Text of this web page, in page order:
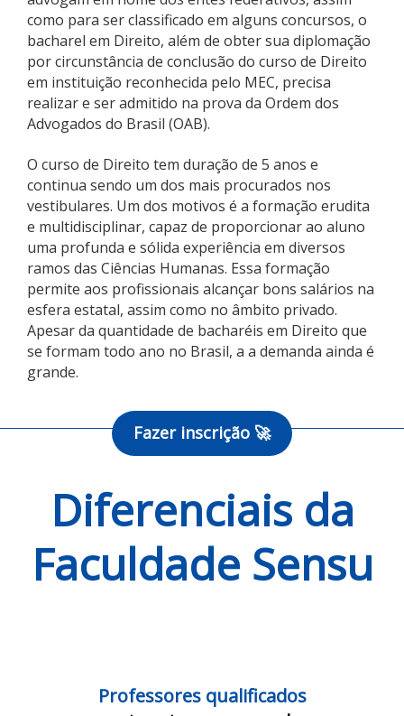
como para ser classificado em alguns concursos, o
bacharel em Direito, além de obter sua diplomação
por circunstância de conclusão do curso de Direito
em instituição reconhecida pelo MEC, precisa
realizar e ser admitido na prova da Ordem dos
Advogados do Brasil (OAB).
O curso de Direito tem duração de 5 anos e
continua sendo um dos mais procurados nos
vestibulares. Um dos motivos é a formação erudita
e multidisciplinar, capaz de proporcionar ao aluno
uma profunda e sólida experiência em diversos
ramos das Ciências Humanas. Essa formação
permite aos profissionais alcançar bons salários na
esfera estatal, assim como no âmbito privado.
Apesar da quantidade de bacharéis em Direito que
se formam todo ano no Brasil, a a demanda ainda é
grande.
Fazer inscrição 🚀
Diferenciais da
Faculdade Sensu
Professores qualificados